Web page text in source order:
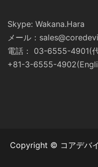
Skype: Wakana.Hara
メール：
電話： 03-6555-4901(
+81-3-6555-
Copyright © コアデバ